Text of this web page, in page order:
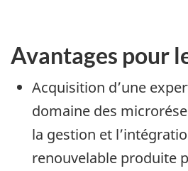
Avantages pour
Acquisition d’une
domaine des
la gestion et
renouvelable produite